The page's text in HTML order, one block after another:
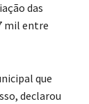
das
mil entre
que
declarou